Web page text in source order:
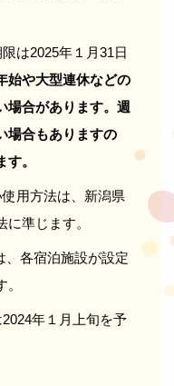
は2025年１月31日
始や大型連休などの
場合があります。週
場合もありますの
。
用方法は、新潟県
準じます。
、各宿泊施設が設定
年１月上旬を予